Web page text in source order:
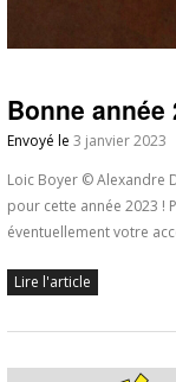
Bonne année
Envoyé le 3 janvier 2023
Loic Boyer © Alexandre
pour cette année 2023 !
éventuellement votre
Lire l'article